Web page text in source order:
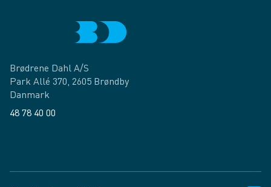
Brødrene Dahl A/S
Park Allé 370, 2605 Brøndby
Danmark
48 78 40 00